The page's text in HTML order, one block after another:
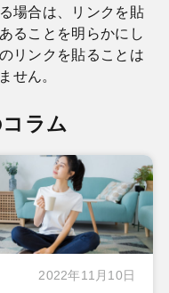
場合は、リンクを貼
ることを明らかにし
リンクを貼ることは
せん。
ラム
2022年11月10日